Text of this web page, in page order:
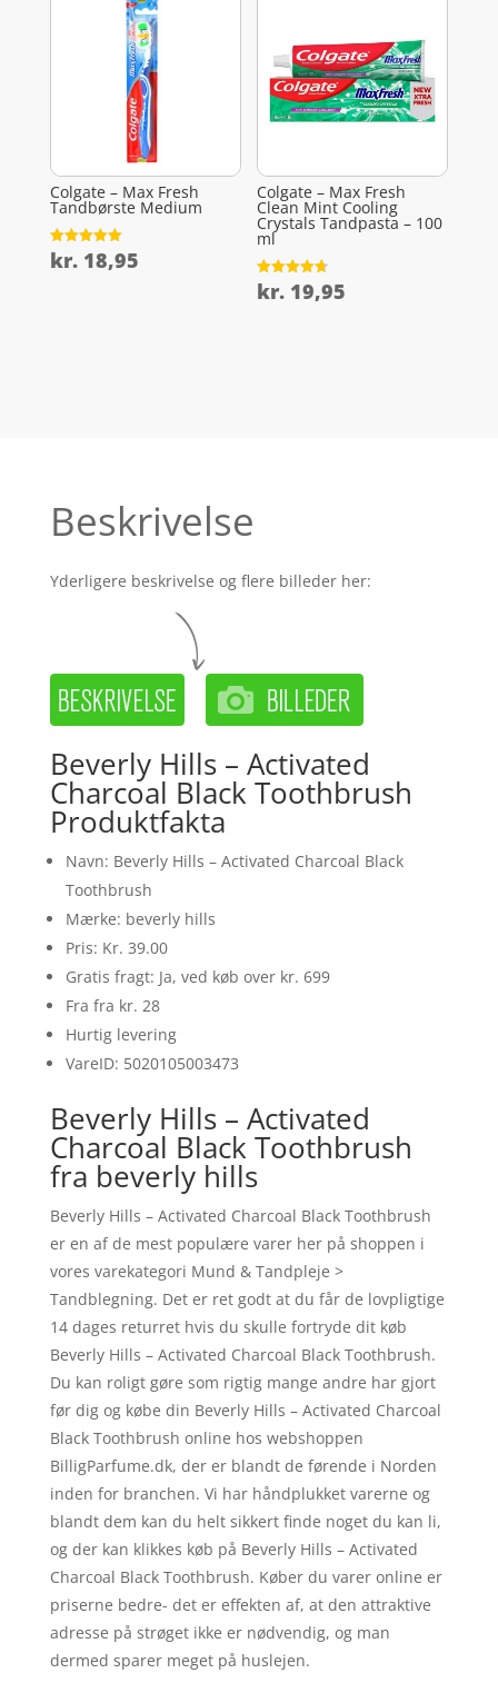
Colgate – Max Fresh
Tandbørste Medium
Vurderet
5
kr.18,95
Colgate – Max Fresh
Clean Mint Cooling
Crystals Tandpasta – 100
ml
Vurderet
4.7
kr. 19,95
Beskrivelse
Yderligere beskrivelse og flere billeder her:
Beverly Hills – Activated
Charcoal Black Toothbrush
Produktfakta
Navn: Beverly Hills – Activated Charcoal Black
Toothbrush
Mærke: beverly hills
Pris: Kr. 39.00
Gratis fragt: Ja, ved køb over kr. 699
Fra fra kr. 28
Hurtig levering
VareID: 5020105003473
Beverly Hills – Activated
Charcoal Black Toothbrush
fra beverly hills
Beverly Hills – Activated Charcoal Black Toothbrush
er en af de mest populære varer her på shoppen i
vores varekategori Mund & Tandpleje >
Tandblegning. Det er ret godt at du får de lovpligtige
14 dages returret hvis du skulle fortryde dit køb
Beverly Hills – Activated Charcoal Black Toothbrush.
Du kan roligt gøre som rigtig mange andre har gjort
før dig og købe din Beverly Hills – Activated Charcoal
Black Toothbrush online hos webshoppen
BilligParfume.dk, der er blandt de førende i Norden
inden for branchen. Vi har håndplukket varerne og
blandt dem kan du helt sikkert finde noget du kan li,
og der kan klikkes køb på Beverly Hills – Activated
Charcoal Black Toothbrush. Køber du varer online er
priserne bedre- det er effekten af, at den attraktive
adresse på strøget ikke er nødvendig, og man
dermed sparer meget på huslejen.